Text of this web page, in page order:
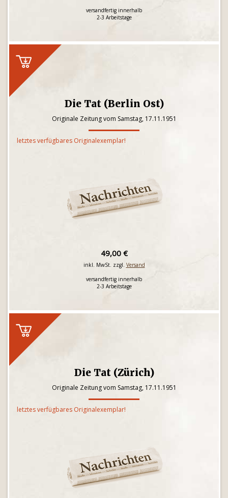
versandfertig innerhalb
2-3 Arbeitstage
Die Tat (Berlin Ost)
Originale Zeitung vom Samstag, 17.11.1951
letztes verfügbares Originalexemplar!
49,00 €
inkl. MwSt. zzgl. Versand
versandfertig innerhalb
2-3 Arbeitstage
Die Tat (Zürich)
Originale Zeitung vom Samstag, 17.11.1951
letztes verfügbares Originalexemplar!